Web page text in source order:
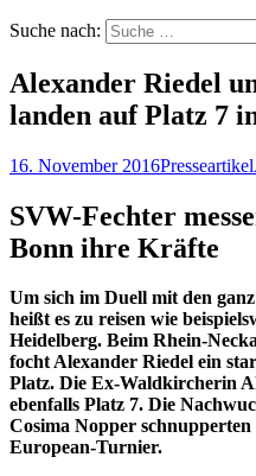
Suche nach:
Alexander Riedel
landen auf Platz 7
16. November 2016Presseartikel
SVW-Fechter
Bonn ihre Kräfte
Um sich im Duell mit den
heißt es zu reisen wie
Heidelberg. Beim Rhein-
focht Alexander Riedel ein
Platz. Die Ex-Waldkircherin
ebenfalls Platz 7. Die
Cosima Nopper
European-Turnier.